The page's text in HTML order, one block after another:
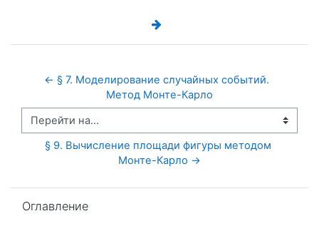
← § 7. Моделирование случайных событий.
Метод Монте-Карло
Перейти на...
§ 9. Вычисление площади фигуры методом
Монте-Карло →
Оглавление